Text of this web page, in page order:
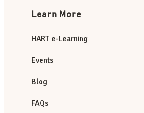
Learn More
HART e-Learning
Events
Blog
FAQs